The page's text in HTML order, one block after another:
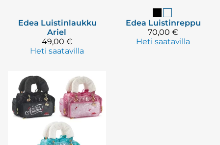
Edea Luistinlaukku
Ariel
49,00 €
Heti saatavilla
Edea Luistinreppu
70,00 €
Heti saatavilla